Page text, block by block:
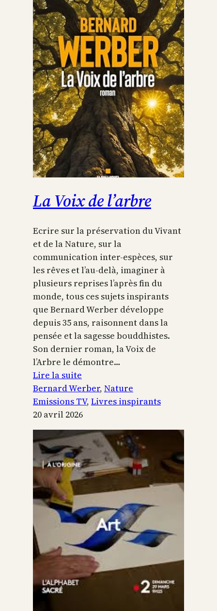
La Voix de l’arbre
Ecrire sur la préservation du Vivant
et de la Nature, sur la
communication inter-espèces, sur
les rêves et l’au-delà, imaginer à
plusieurs reprises l’après fin du
monde, tous ces sujets inspirants
que Bernard Werber développe
depuis 35 ans, raisonnent dans la
pensée et la sagesse bouddhistes.
Son dernier roman, la Voix de
l’Arbre le démontre…
Lire la suite
La
Voix
de
l’arbre
Bernard Werber, Nature
Emissions TV, Livres inspirants
20 avril 2026